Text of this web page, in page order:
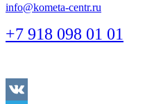
info@kometa-centr.ru
+7 918 098 01 01